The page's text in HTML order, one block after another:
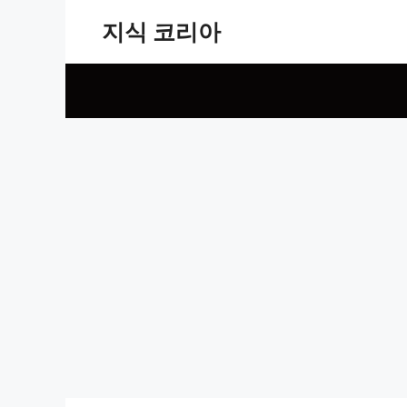
지식 코리아